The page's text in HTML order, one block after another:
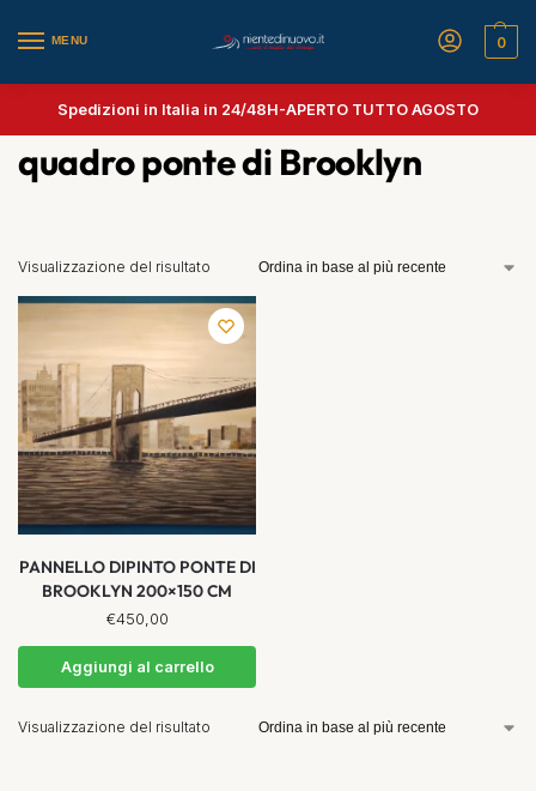
MENU 0
Spedizioni in Italia in 24/48H-APERTO TUTTO AGOSTO
quadro ponte di Brooklyn
Visualizzazione del risultato
PANNELLO DIPINTO PONTE DI
BROOKLYN 200×150 CM
€450,00
Aggiungi al carrello
Visualizzazione del risultato